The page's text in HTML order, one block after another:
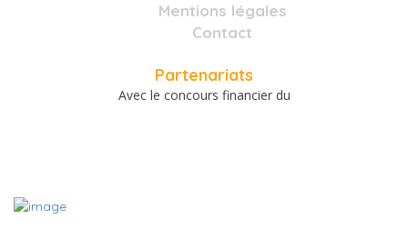
Mentions légales
Contact
Partenariats
Avec le concours financier du